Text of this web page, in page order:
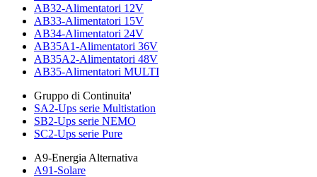
AB32-Alimentatori 12V
AB33-Alimentatori 15V
AB34-Alimentatori 24V
AB35A1-Alimentatori 36V
AB35A2-Alimentatori 48V
AB35-Alimentatori MULTI
Gruppo di Continuita'
SA2-Ups serie Multistation
SB2-Ups serie NEMO
SC2-Ups serie Pure
A9-Energia Alternativa
A91-Solare